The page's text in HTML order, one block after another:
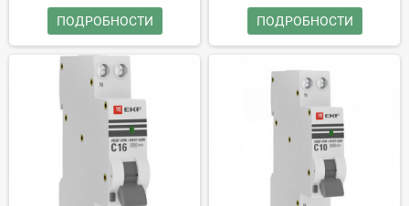
ПОДРОБНОСТИ ПОДРОБНОСТИ